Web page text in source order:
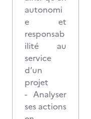
autonomi
e et
responsab
ilité au
service
d’un
projet
- Analyser
ses actions